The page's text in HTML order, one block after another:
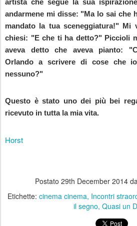
artista che segue la sua
andarmene mi disse: "Ma lo sai che
mandato la tua sceneggiatura!"
chiesi: "E che ti ha detto?" Piccioli
aveva detto che aveva pianto:
Orlando a scrivere di cose che
nessuno?"
Questo è stato uno dei più bei
ricevuto in tutta la mia vita.
Horst
Postato 29th December 2014
Etichette: cinema cinema Incontri
il segno Quasi un